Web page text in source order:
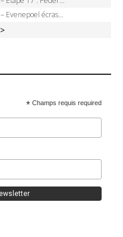
d’Évian, Seixas 4e, Lipowitz abandonne
>
* Champs requis required